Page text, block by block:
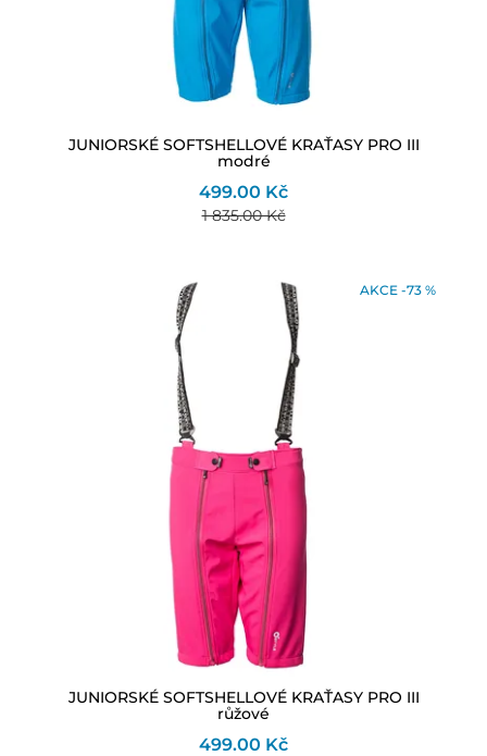
JUNIORSKÉ SOFTSHELLOVÉ KRAŤASY PRO III
modré
499.00 Kč
1 835.00 Kč
AKCE -73 %
JUNIORSKÉ SOFTSHELLOVÉ KRAŤASY PRO III
růžové
499.00 Kč